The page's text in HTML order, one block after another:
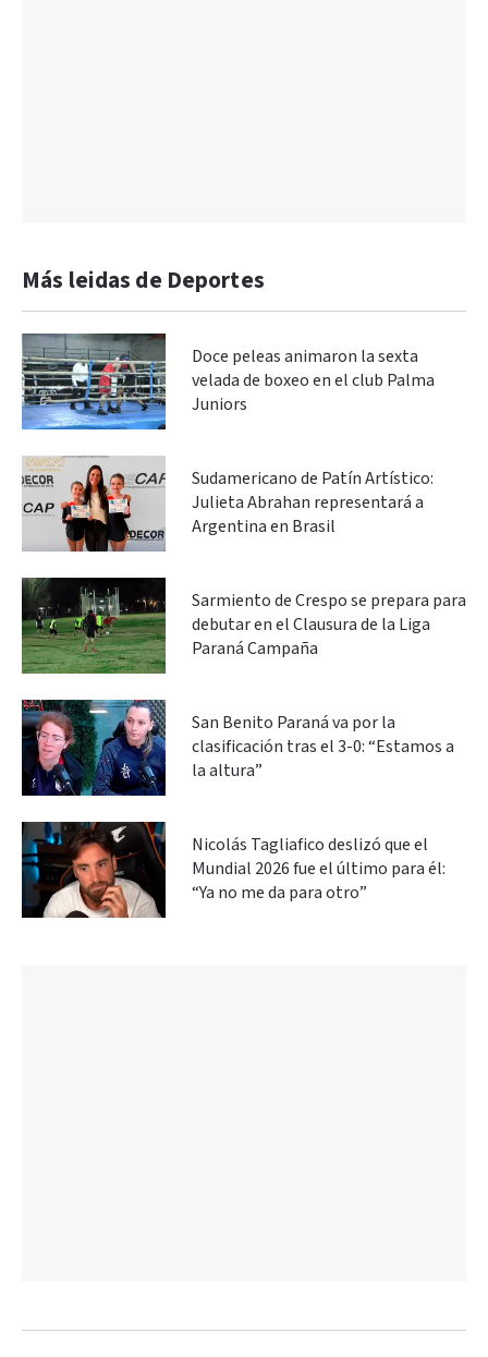
Más leidas de Deportes
Doce peleas animaron la sexta
velada de boxeo en el club Palma
Juniors
Sudamericano de Patín Artístico:
Julieta Abrahan representará a
Argentina en Brasil
Sarmiento de Crespo se prepara para
debutar en el Clausura de la Liga
Paraná Campaña
San Benito Paraná va por la
clasificación tras el 3-0: “Estamos a
la altura”
Nicolás Tagliafico deslizó que el
Mundial 2026 fue el último para él:
“Ya no me da para otro”